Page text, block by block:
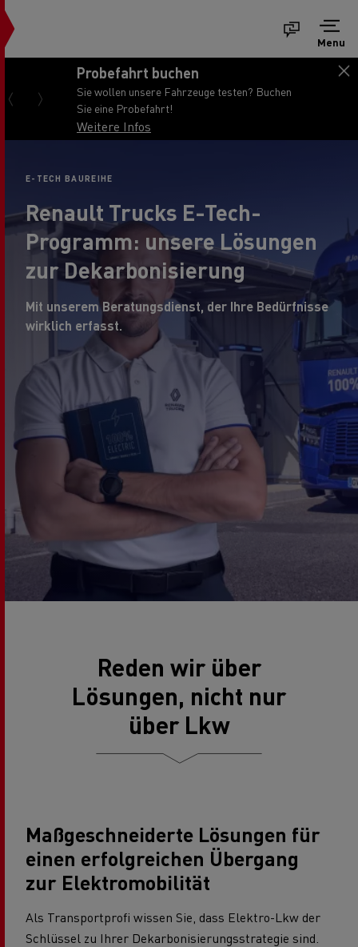
Menu
Probefahrt buchen
Sie wollen unsere Fahrzeuge testen? Buchen
Sie eine Probefahrt!
Weitere Infos
E-TECH BAUREIHE
Renault Trucks E-Tech-
Programm: unsere Lösungen
zur Dekarbonisierung
Mit unserem Beratungsdienst, der Ihre Bedürfnisse
wirklich erfasst.
Reden wir über
Lösungen, nicht nur
über Lkw
Maßgeschneiderte Lösungen für
einen erfolgreichen Übergang
zur Elektromobilität
Als Transportprofi wissen Sie, dass Elektro-Lkw der
Schlüssel zu Ihrer Dekarbonisierungsstrategie sind.